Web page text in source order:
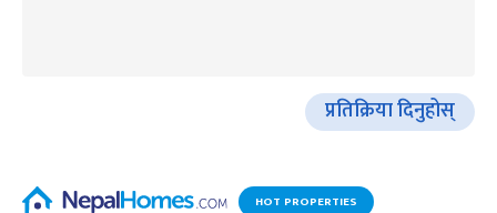
प्रतिक्रिया दिनुहोस्
HOT PROPERTIES